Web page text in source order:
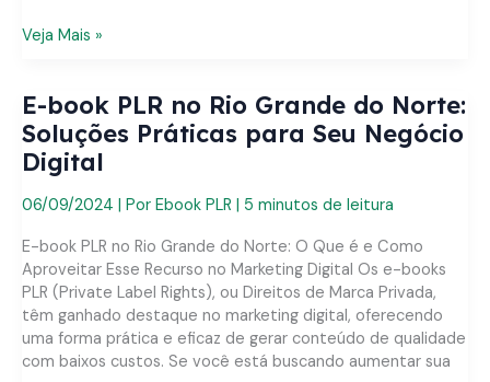
E-
em
Natal:
Soluções
Práticas
para
Seu
Negócio
Digital
Veja Mais »
E-book PLR no Rio Grande do Norte:
Soluções Práticas para Seu Negócio
Digital
06/09/2024 | Por Ebook PLR | 5 minutos de leitura
E-book PLR no Rio Grande do Norte: O Que é e Como
Aproveitar Esse Recurso no Marketing Digital Os e-books
PLR (Private Label Rights), ou Direitos de Marca Privada,
têm ganhado destaque no marketing digital, oferecendo
uma forma prática e eficaz de gerar conteúdo de qualidade
com baixos custos. Se você está buscando aumentar sua